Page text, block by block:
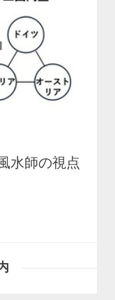
水師の視点